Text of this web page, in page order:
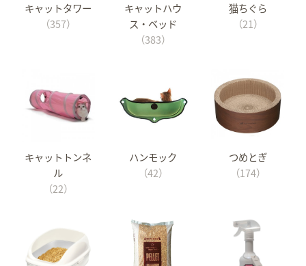
キャットタワー
（357）
キャットハウ
ス・ベッド
（383）
猫ちぐら
（21）
キャットトンネ
ル
（22）
ハンモック
（42）
つめとぎ
（174）